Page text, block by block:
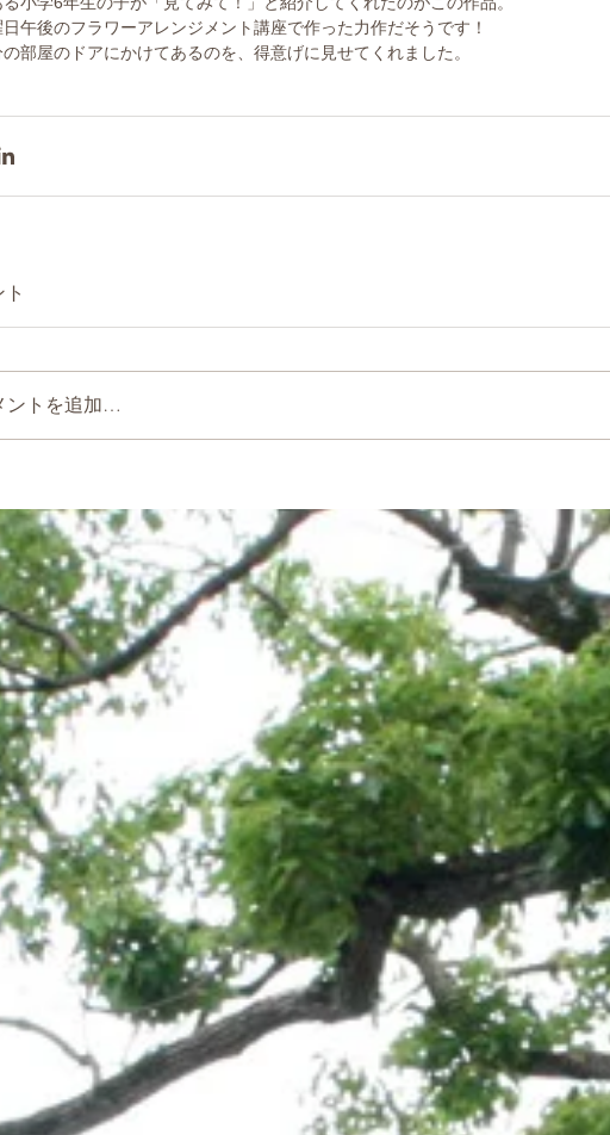
日午後のフラワーアレンジメント講座で作った力作だそうです！
の部屋のドアにかけてあるのを、得意げに見せてくれました。
ントを追加…